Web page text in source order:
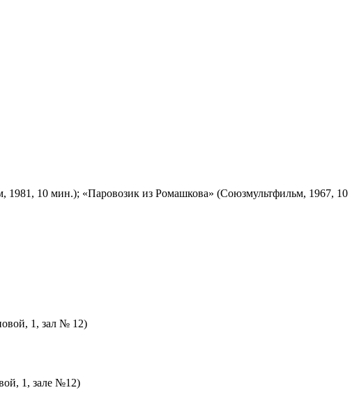
10 мин.); «Паровозик из Ромашкова» (Союзмультфильм, 1967, 10
1, зал № 12)
1, зале №12)